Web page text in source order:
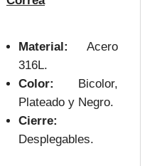
Material:
Acero
316L.
Color:
Bicolor,
Plateado y Negro.
Cierre:
Desplegables.